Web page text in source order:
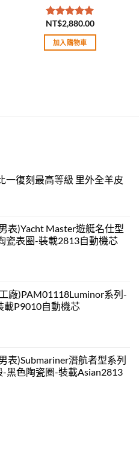
評分5.00
滿分 5
NT$2,880.00
加入購物車
一復刻最高等級 里外全羊皮
表)Yacht Master遊艇名仕型
瓷表圈-裝載2813自動機芯
廠)PAM01118Luminor系列-
載P9010自動機芯
表)Submariner潛航者型系列
-黑色陶瓷圈-裝載Asian2813